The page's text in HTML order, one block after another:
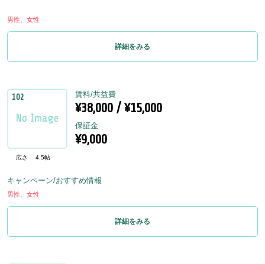
男性、女性
詳細をみる
102
広さ 4.5帖
賃料/共益費
¥38,000 / ¥15,000
保証金
¥9,000
キャンペーン/おすすめ情報
男性、女性
詳細をみる